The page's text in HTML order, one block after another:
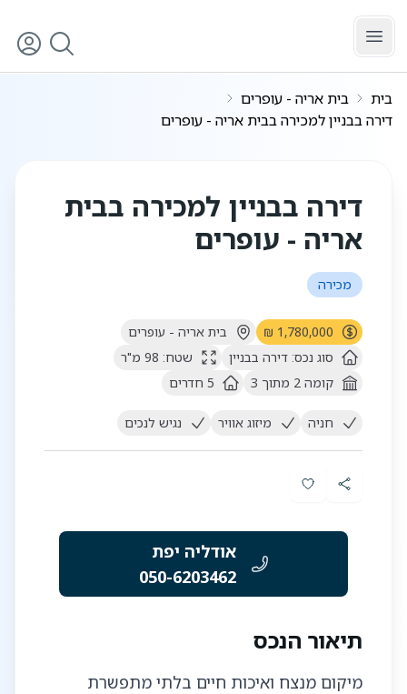
בית
בית אריה - עופרים
דירה בבניין למכירה בבית אריה - עופרים
דירה בבניין למכירה בבית
אריה - עופרים
מכירה
1,780,000 ₪
בית אריה - עופרים
סוג נכס: דירה בבניין שטח: 98 מ"ר
קומה 2 מתוך 3
5 חדרים
חניה מיזוג אוויר נגיש לנכים
אודליה יפת
050-6203462
תיאור הנכס
מיקום מנצח ואיכות חיים בלתי מתפשרת